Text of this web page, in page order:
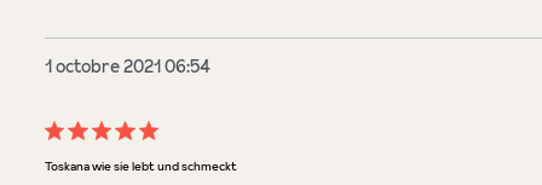
1 octobre 2021 06:54
Évaluation avec une note de 5 sur 5 étoiles
Toskana wie sie lebt und schmeckt